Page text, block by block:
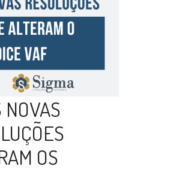
NOVAS
OS